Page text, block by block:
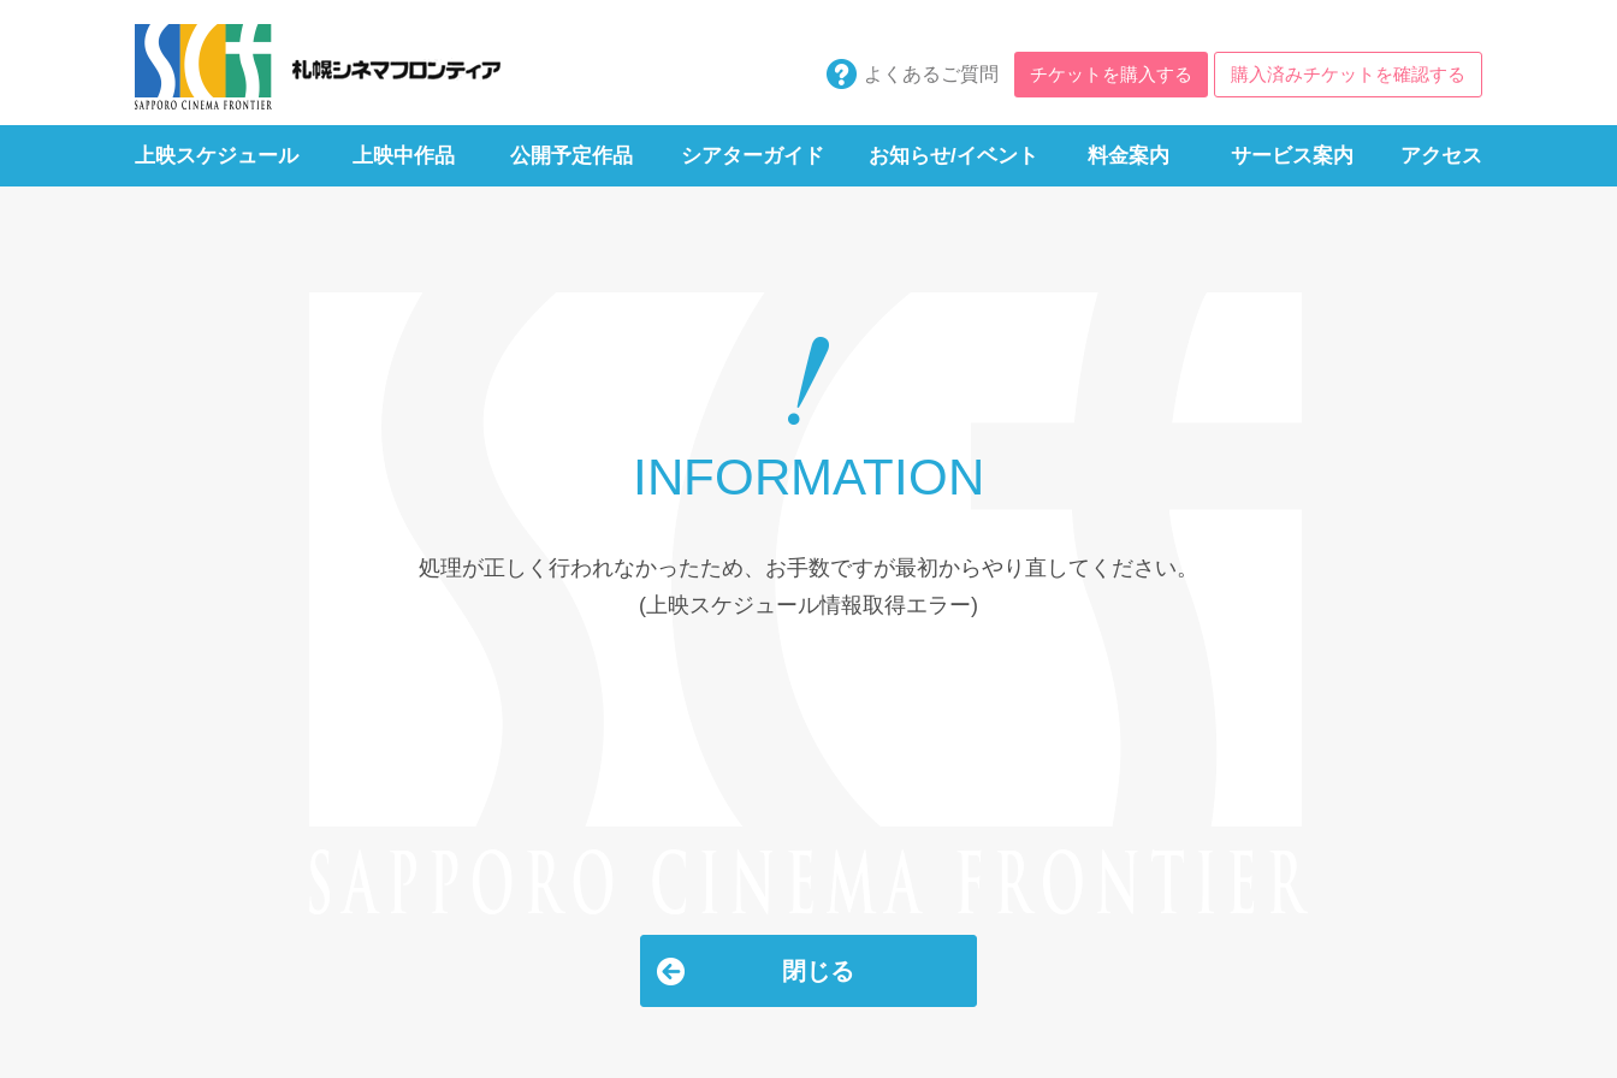
よくあるご質問 チケットを購入する 購入済みチケットを確認する
上映スケジュール 上映中作品 公開予定作品 シアターガイド お知らせ/イベント 料金案内 サービス案内 アクセス
INFORMATION
処理が正しく行われなかったため、お手数ですが最初からやり直してください。
(上映スケジュール情報取得エラー)
閉じる